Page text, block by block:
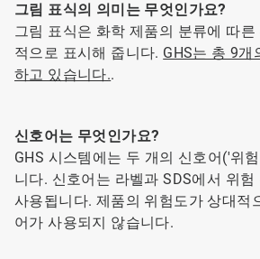
그림 표식의 의미는 무엇인가요?
그림 표식은 화학 제품의 분류에 따
적으로 표시해 줍니다. GHS는 총 9개
하고 있습니다..
신호어는 무엇인가요?
GHS 시스템에는 두 개의 신호어('위
니다. 신호어는 라벨과 SDS에서 위험
사용됩니다. 제품의 위험도가 상대적
어가 사용되지 않습니다.